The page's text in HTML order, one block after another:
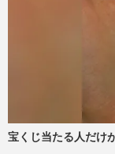
宝くじ当たる人だけ